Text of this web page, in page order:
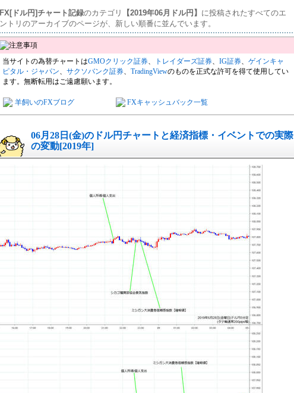
FX[ドル円]チャート記録のカテゴリ 【2019年06月ドル円】 に投稿されたすべてのエ
ントリのアーカイブのページが、新しい順番に並んでいます。
当サイトの為替チャートはGMOクリック証券、 トレイダーズ証券、 IG証券、 ゲインキャ
ピタル・ジャパン、 サクソバンク証券、 TradingViewのものを正式な許可を得て使用してい
ます。無断転用はご遠慮願います。
羊飼いのFXブログ FXキャッシュバック一覧
06月28日(金)のドル円チャートと経済指標・イベントでの実際
の変動[2019年]